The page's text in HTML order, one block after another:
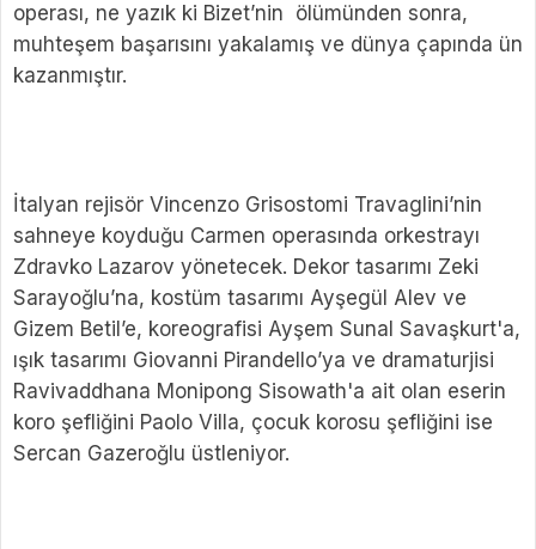
operası, ne yazık ki Bizet’nin ölümünden sonra,
muhteşem başarısını yakalamış ve dünya çapında ün
kazanmıştır.
İtalyan rejisör Vincenzo Grisostomi Travaglini’nin
sahneye koyduğu Carmen operasında orkestrayı
Zdravko Lazarov yönetecek. Dekor tasarımı Zeki
Sarayoğlu’na, kostüm tasarımı Ayşegül Alev ve
Gizem Betil’e, koreografisi Ayşem Sunal Savaşkurt'a,
ışık tasarımı Giovanni Pirandello’ya ve dramaturjisi
Ravivaddhana Monipong Sisowath'a ait olan eserin
koro şefliğini Paolo Villa, çocuk korosu şefliğini ise
Sercan Gazeroğlu üstleniyor.